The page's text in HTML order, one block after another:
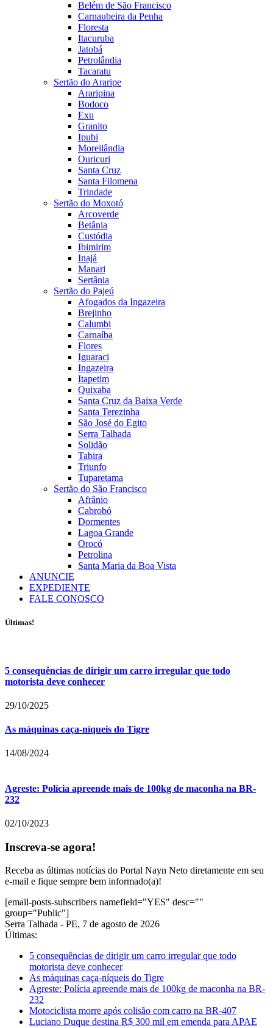
Belém de São Francisco
Carnaubeira da Penha
Floresta
Itacuruba
Jatobá
Petrolândia
Tacaratu
Sertão do Araripe
Araripina
Bodoco
Exu
Granito
Ipubi
Moreilândia
Ouricuri
Santa Cruz
Santa Filomena
Trindade
Sertão do Moxotó
Arcoverde
Betânia
Custódia
Ibimirim
Inajá
Manari
Sertânia
Sertão do Pajeú
Afogados da Ingazeira
Brejinho
Calumbi
Carnaíba
Flores
Iguaraci
Ingazeira
Itapetim
Quixaba
Santa Cruz da Baixa Verde
Santa Terezinha
São José do Egito
Serra Talhada
Solidão
Tabira
Triunfo
Tuparetama
Sertão do São Francisco
Afrânio
Cabrobó
Dormentes
Lagoa Grande
Orocó
Petrolina
Santa Maria da Boa Vista
ANUNCIE
EXPEDIENTE
FALE CONOSCO
Últimas!
5 consequências de dirigir um carro irregular que todo
motorista deve conhecer
29/10/2025
As máquinas caça-níqueis do Tigre
14/08/2024
Agreste: Polícia apreende mais de 100kg de maconha na BR-
232
02/10/2023
Inscreva-se agora!
Receba as últimas notícias do Portal Nayn Neto diretamente em seu
e-mail e fique sempre bem informado(a)!
[email-posts-subscribers namefield="YES" desc=""
group="Public"]
Serra Talhada - PE, 7 de agosto de 2026
Últimas:
5 consequências de dirigir um carro irregular que todo
motorista deve conhecer
As máquinas caça-níqueis do Tigre
Agreste: Polícia apreende mais de 100kg de maconha na BR-
232
Motociclista morre após colisão com carro na BR-407
Luciano Duque destina R$ 300 mil em emenda para APAE